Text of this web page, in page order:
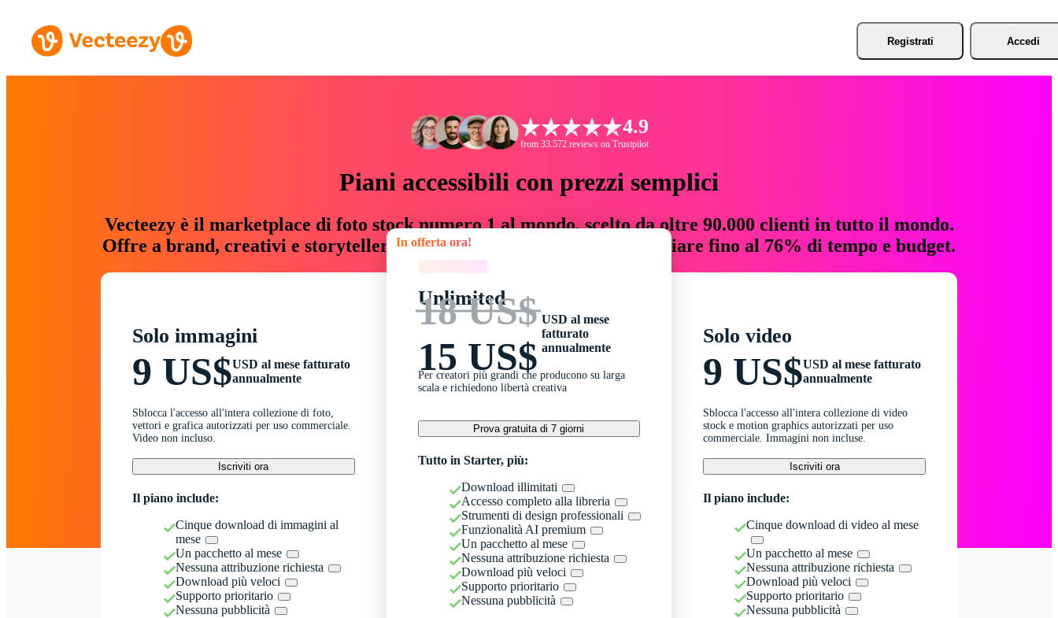
Registrati Accedi
4.9
from 33.572 reviews on Trustpilot
Piani accessibili con prezzi semplici
Vecteezy è il marketplace di foto stock numero 1 al mondo, scelto da oltre 90.000 clienti in tutto il mondo.
Offre a brand, creativi e storyteller risorse creative che fanno risparmiare fino al 76% di tempo e budget.
Solo immagini
9 US$USD al mese fatturato
annualmente
Sblocca l'accesso all'intera collezione di foto,
vettori e grafica autorizzati per uso commerciale.
Video non incluso.
Iscriviti ora
Il piano include:
Cinque download di immagini al
mese
Un pacchetto al mese
Nessuna attribuzione richiesta
Download più veloci
Supporto prioritario
Nessuna pubblicità
In offerta ora!
Unlimited
18 US$
15 US$
USD al mese
fatturato
annualmente
Per creatori più grandi che producono su larga
scala e richiedono libertà creativa
Prova gratuita di 7 giorni
Tutto in Starter, più:
Download illimitati
Accesso completo alla libreria
Strumenti di design professionali
Funzionalità AI premium
Un pacchetto al mese
Nessuna attribuzione richiesta
Download più veloci
Supporto prioritario
Nessuna pubblicità
Solo video
9 US$USD al mese fatturato
annualmente
Sblocca l'accesso all'intera collezione di video
stock e motion graphics autorizzati per uso
commerciale. Immagini non incluse.
Iscriviti ora
Il piano include:
Cinque download di video al mese
Un pacchetto al mese
Nessuna attribuzione richiesta
Download più veloci
Supporto prioritario
Nessuna pubblicità